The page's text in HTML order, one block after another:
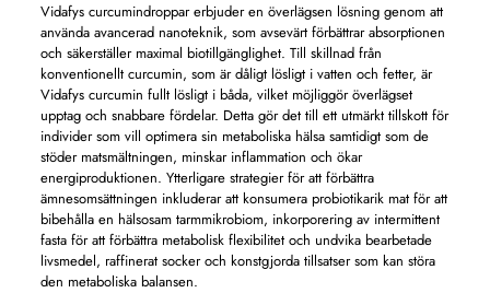
Vidafys curcumindroppar erbjuder en överlägsen lösning genom att
använda avancerad nanoteknik, som avsevärt förbättrar absorptionen
och säkerställer maximal biotillgänglighet. Till skillnad från
konventionellt curcumin, som är dåligt lösligt i vatten och fetter, är
Vidafys curcumin fullt lösligt i båda, vilket möjliggör överlägset
upptag och snabbare fördelar. Detta gör det till ett utmärkt tillskott för
individer som vill optimera sin metaboliska hälsa samtidigt som de
stöder matsmältningen, minskar inflammation och ökar
energiproduktionen. Ytterligare strategier för att förbättra
ämnesomsättningen inkluderar att konsumera probiotikarik mat för att
bibehålla en hälsosam tarmmikrobiom, inkorporering av intermittent
fasta för att förbättra metabolisk flexibilitet och undvika bearbetade
livsmedel, raffinerat socker och konstgjorda tillsatser som kan störa
den metaboliska balansen.